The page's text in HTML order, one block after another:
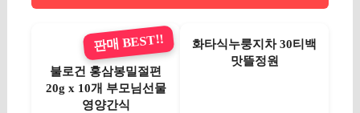
판매 BEST!!
불로건 홍삼봉밀절편
20g x 10개 부모님선물
영양간식
화타식누룽지차 30티백
맛뜰정원